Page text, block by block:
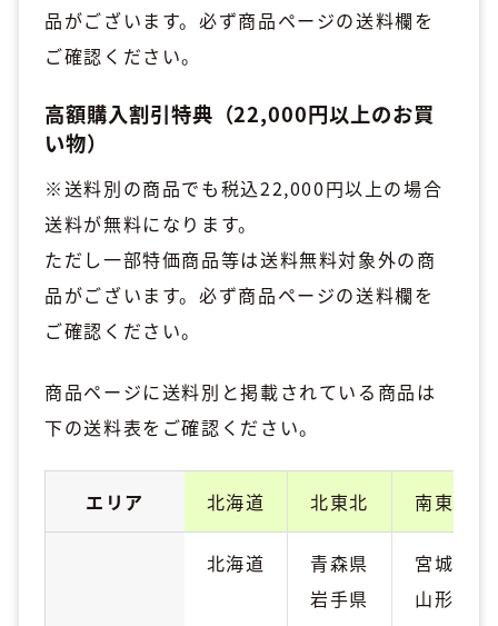
品がございます。必ず商品ページの送料欄を
ご確認ください。
高額購入割引特典（22,000円以上のお買
い物）
※送料別の商品でも税込22,000円以上の場合
送料が無料になります。
ただし一部特価商品等は送料無料対象外の商
品がございます。必ず商品ページの送料欄を
ご確認ください。
商品ページに送料別と掲載されている商品は
下の送料表をご確認ください。
エリア 北海道 北東北 南東北
北海道
青森県
岩手県
宮城県
山形県